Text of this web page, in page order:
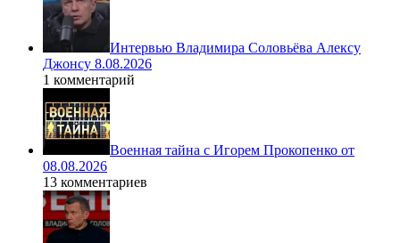
Интервью Владимира Соловьёва Алексу
Джонсу 8.08.2026
1 комментарий
Военная тайна с Игорем Прокопенко от
08.08.2026
13 комментариев